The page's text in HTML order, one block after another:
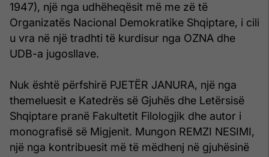
1947), një nga udhëheqësit më me zë të
Organizatës Nacional Demokratike Shqiptare, i cili
u vra në një tradhti të kurdisur nga OZNA dhe
UDB-a jugosllave.
Nuk është përfshirë PJETËR JANURA, një nga
themeluesit e Katedrës së Gjuhës dhe Letërsisë
Shqiptare pranë Fakultetit Filologjik dhe autor i
monografisë së Migjenit. Mungon REMZI NESIMI,
një nga kontribuesit më të mëdhenj në gjuhësinë